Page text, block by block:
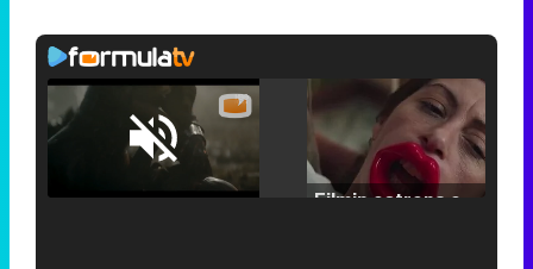
Unmute /